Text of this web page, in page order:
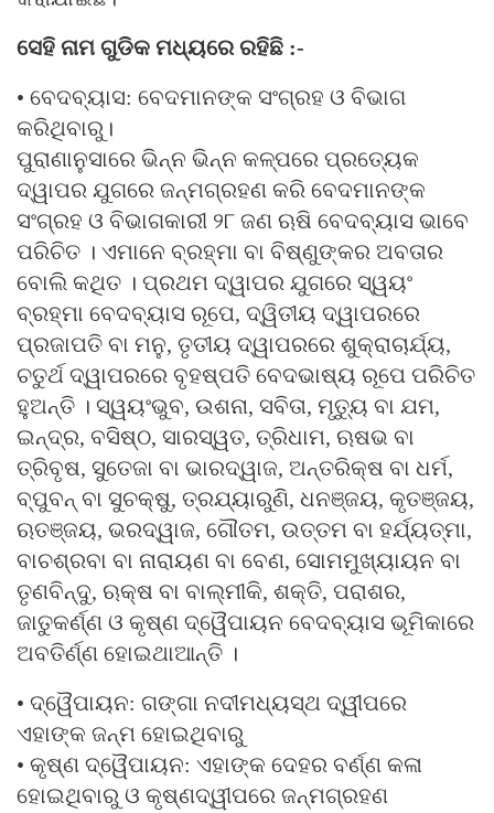
ସେହି ନାମ ଗୁଡିକ ମଧ୍ୟରେ ରହିଛି :-
• ବେଦବ୍ୟାସ: ବେଦମାନଙ୍କ ସଂଗ୍ରହ ଓ ବିଭାଗ
କରିଥିବାରୁ।
ପୁରାଣାନୁସାରେ ଭିନ୍ନ ଭିନ୍ନ କଳ୍ପରେ ପ୍ରତ୍ୟେକ
ଦ୍ୱାପର ଯୁଗରେ ଜନ୍ମଗ୍ରହଣ କରି ବେଦମାନଙ୍କ
ସଂଗ୍ରହ ଓ ବିଭାଗକାରୀ ୨୮ ଜଣ ଋଷି ବେଦବ୍ୟାସ ଭାବେ
ପରିଚିତ । ଏମାନେ ବ୍ରହ୍ମା ବା ବିଷ୍ଣୁଙ୍କର ଅବତାର
ବୋଲି କଥିତ । ପ୍ରଥମ ଦ୍ୱାପର ଯୁଗରେ ସ୍ୱୟଂ
ବ୍ରହ୍ମା ବେଦବ୍ୟାସ ରୂପେ, ଦ୍ୱିତୀୟ ଦ୍ୱାପରରେ
ପ୍ରଜାପତି ବା ମନୁ, ତୃତୀୟ ଦ୍ୱାପରରେ ଶୁକ୍ରାଚାର୍ଯ୍ୟ,
ଚତୁର୍ଥ ଦ୍ୱାପରରେ ବୃହଷ୍ପତି ବେଦଭାଷ୍ୟ ରୂପେ ପରିଚିତ
ହୁଅନ୍ତି । ସ୍ୱୟଂଭୁବ, ଉଶନା, ସବିତା, ମୃତ୍ୟୁ ବା ଯମ,
ଇନ୍ଦ୍ର, ବସିଷ୍ଠ, ସାରସ୍ୱତ, ତ୍ରିଧାମ, ଋଷଭ ବା
ତ୍ରିବୃଷ, ସୁତେଜା ବା ଭାରଦ୍ୱାଜ, ଅନ୍ତରିକ୍ଷ ବା ଧର୍ମ,
ବ୍ପୁବନ୍‌ ବା ସୁଚକ୍ଷୁ, ତ୍ରଯ୍ୟାରୁଣି, ଧନଞ୍ଜୟ, କୃତଞ୍ଜୟ,
ଋତଞ୍ଜୟ, ଭରଦ୍ୱାଜ, ଗୌତମ, ଉତ୍ତମ ବା ହର୍ଯ୍ୟତ୍ମା,
ବାଚଶ୍ରବା ବା ନାରାୟଣ ବା ବେଣ, ସୋମମୁଖ୍ୟାୟନ ବା
ତୃଣବିନ୍ଦୁ, ଋକ୍ଷ ବା ବାଲ୍ମୀକି, ଶକ୍ତି, ପରାଶର,
ଜାତୁକର୍ଣ୍ଣ ଓ କୃଷ୍ଣ ଦ୍ୱୈପାୟନ ବେଦବ୍ୟାସ ଭୂମିକାରେ
ଅବତିର୍ଣ୍ଣ ହୋଇଥାଆନ୍ତି ।
• ଦ୍ୱୈପାୟନ: ଗଙ୍ଗା ନଦୀମଧ୍ୟସ୍ଥ ଦ୍ୱୀପରେ
ଏହାଙ୍କ ଜନ୍ମ ହୋଇଥିବାରୁ
• କୃଷ୍ଣ ଦ୍ୱୈପାୟନ: ଏହାଙ୍କ ଦେହର ବର୍ଣ୍ଣ କଳା
ହୋଇଥିବାରୁ ଓ କୃଷ୍ଣଦ୍ୱୀପରେ ଜନ୍ମଗ୍ରହଣ